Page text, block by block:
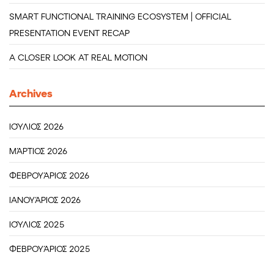
SMART FUNCTIONAL TRAINING ECOSYSTEM | OFFICIAL
PRESENTATION EVENT RECAP
A CLOSER LOOK AT REAL MOTION
Archives
ΙΟΎΛΙΟΣ 2026
ΜΆΡΤΙΟΣ 2026
ΦΕΒΡΟΥΆΡΙΟΣ 2026
ΙΑΝΟΥΆΡΙΟΣ 2026
ΙΟΎΛΙΟΣ 2025
ΦΕΒΡΟΥΆΡΙΟΣ 2025